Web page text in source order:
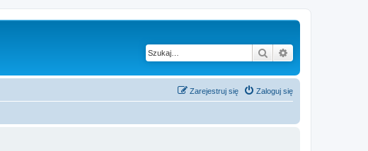
Szukaj
Zaloguj się
Zarejestruj się